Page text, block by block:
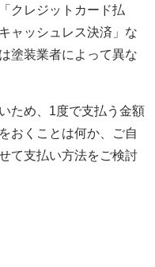
クレジットカード払
ャッシュレス決済」な
塗装業者によって異な
ため、1度で支払う金額
おくことは何か、ご自
て支払い方法をご検討